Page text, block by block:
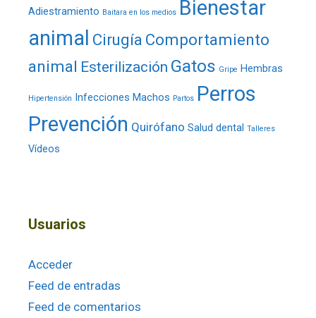
Adiestramiento Baitara en los medios Bienestar
animal Cirugía Comportamiento
animal Esterilización Gatos Gripe Hembras
Hipertensión Infecciones Machos Partos Perros
Prevención Quirófano Salud dental Talleres
Vídeos
Usuarios
Acceder
Feed de entradas
Feed de comentarios